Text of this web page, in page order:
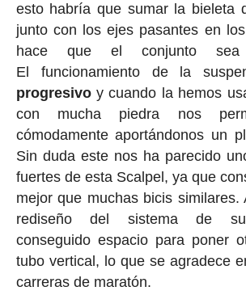
esto habría que sumar la bieleta
junto con los ejes pasantes en
hace que el conjunto
El funcionamiento de la
progresivoy cuando la hemos
con mucha piedra nos
cómodamente aportándonos un
Sin duda este nos ha parecido
fuertes de esta Scalpel, ya que
mejor que muchas bicis similares.
rediseño del sistema de
conseguido espacio para poner
tubo vertical, lo que se agradece
carreras de maratón.